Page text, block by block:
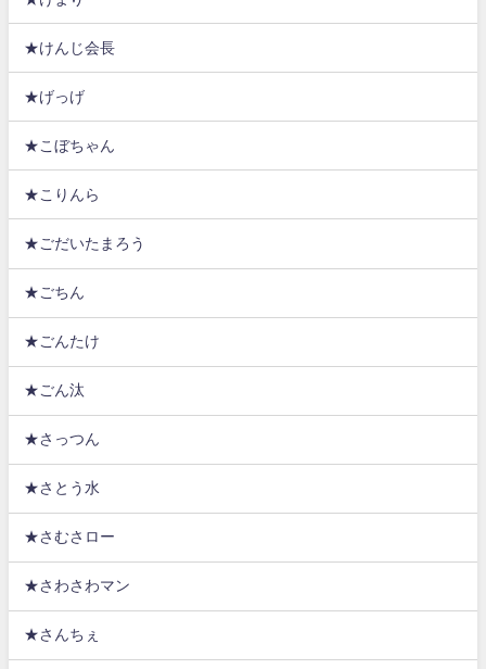
★けんじ会長
★げっげ
★こぼちゃん
★こりんら
★ごだいたまろう
★ごちん
★ごんたけ
★ごん汰
★さっつん
★さとう水
★さむさロー
★さわさわマン
★さんちぇ